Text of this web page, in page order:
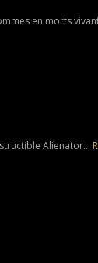
en morts
Alienator...